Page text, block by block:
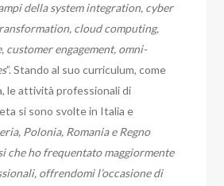
della system integration, cyber
cloud computing,
customer engagement, omni-
”. Stando al suo curriculum, come
le attività professionali di
si sono svolte in Italia e
Polonia, Romania e Regno
che ho frequentato maggiormente
offrendomi l’occasione di